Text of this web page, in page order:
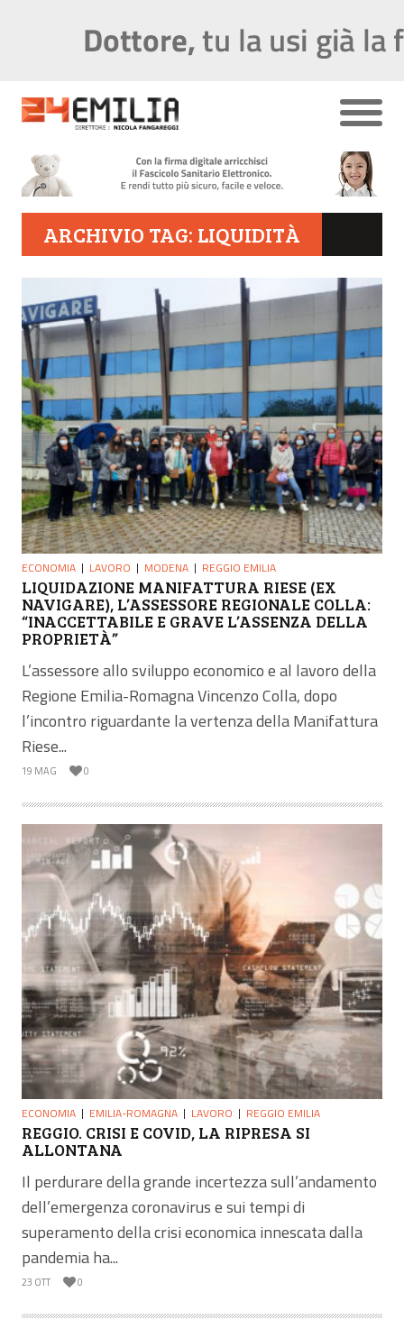
ARCHIVIO TAG: LIQUIDITÀ
ECONOMIA LAVORO MODENA REGGIO EMILIA
LIQUIDAZIONE MANIFATTURA RIESE (EX
NAVIGARE), L’ASSESSORE REGIONALE COLLA:
“INACCETTABILE E GRAVE L’ASSENZA DELLA
PROPRIETÀ”
L’assessore allo sviluppo economico e al lavoro della
Regione Emilia-Romagna Vincenzo Colla, dopo
l’incontro riguardante la vertenza della Manifattura
Riese...
19 MAG 0
ECONOMIA EMILIA-ROMAGNA LAVORO REGGIO EMILIA
REGGIO. CRISI E COVID, LA RIPRESA SI
ALLONTANA
Il perdurare della grande incertezza sull’andamento
dell’emergenza coronavirus e sui tempi di
superamento della crisi economica innescata dalla
pandemia ha...
23 OTT 0